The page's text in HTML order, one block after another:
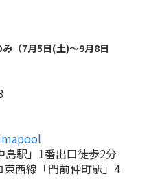
（7月5日(土)～9月8日
島駅」1番出口徒歩2分
西線「門前仲町駅」4